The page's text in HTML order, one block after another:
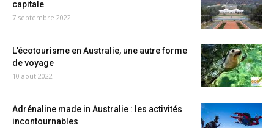
capitale
7 septembre 2022
L’écotourisme en Australie, une autre forme
de voyage
10 août 2022
Adrénaline made in Australie : les activités
incontournables